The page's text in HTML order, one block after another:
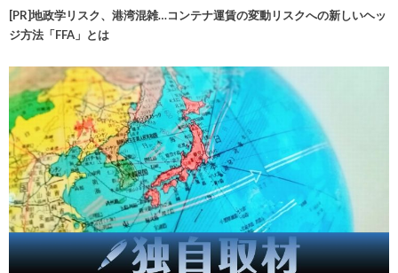
[PR]地政学リスク、港湾混雑…コンテナ運賃の変動リスクへの新しいヘッ
ジ方法「FFA」とは